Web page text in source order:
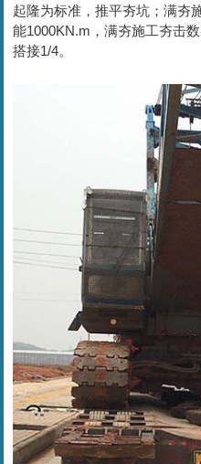
起隆为标准，推平夯坑；满夯
能1000KN.m，满夯施工夯击
搭接1/4。